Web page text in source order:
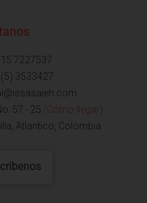
7227537
(5) 3533427
57 - 25 (Cómo llegar)
Atlantico, Colombia